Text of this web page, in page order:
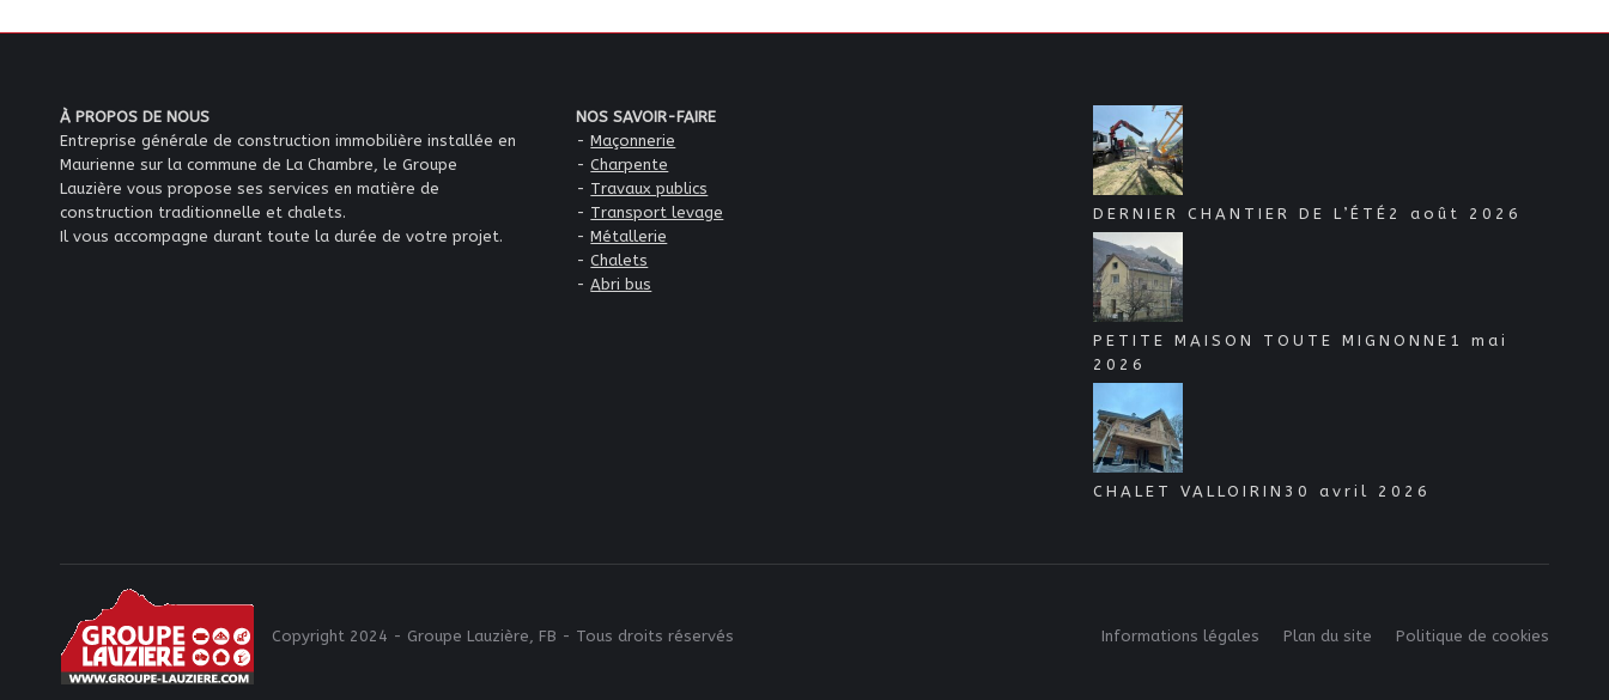
À PROPOS DE NOUS
Entreprise générale de construction immobilière installée en
Maurienne sur la commune de La Chambre, le Groupe
Lauzière vous propose ses services en matière de
construction traditionnelle et chalets.
Il vous accompagne durant toute la durée de votre projet.
NOS SAVOIR-FAIRE
-Maçonnerie
-Charpente
- Travaux publics
- Transport levage
-Métallerie
-Chalets
-Abri bus
DERNIER CHANTIER DE L’ÉTÉ 2 août 2026
PETITE MAISON TOUTE MIGNONNE 1 mai
2026
CHALET VALLOIRIN 30 avril 2026
Copyright 2024 - Groupe Lauzière, FB - Tous droits réservés Informations légales Plan du site Politique de cookies